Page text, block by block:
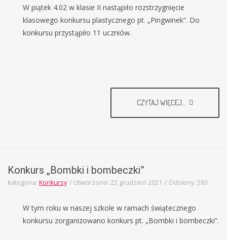
W piątek 4.02 w klasie II nastąpiło rozstrzygnięcie
klasowego konkursu plastycznego pt. „Pingwinek”. Do
konkursu przystąpiło 11 uczniów.
CZYTAJ WIĘCEJ...
Konkurs „Bombki i bombeczki”
Kategoria: Konkursy Utworzono: 22 grudzień 2021 Odsłony: 593
W tym roku w naszej szkole w ramach świątecznego
konkursu zorganizowano konkurs pt. „Bombki i bombeczki”.